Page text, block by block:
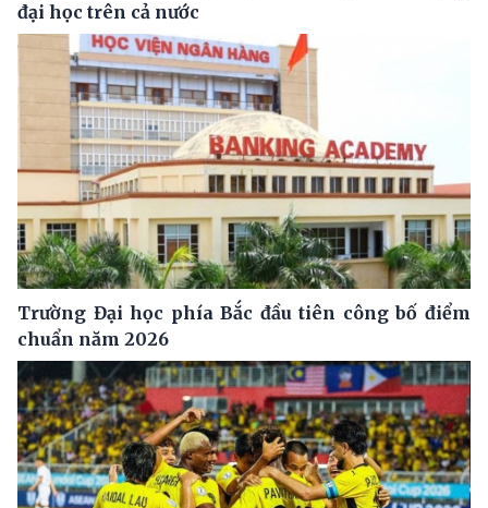
đại học trên cả nước
Trường Đại học phía Bắc đầu tiên công bố điểm
chuẩn năm 2026